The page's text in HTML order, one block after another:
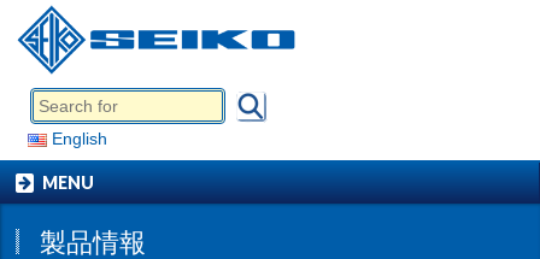
English
MENU
製品情報